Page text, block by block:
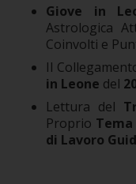
Giove in
Astrologica
Coinvolti e
Il
in Leone del
Lettura del
Proprio
di Lavoro